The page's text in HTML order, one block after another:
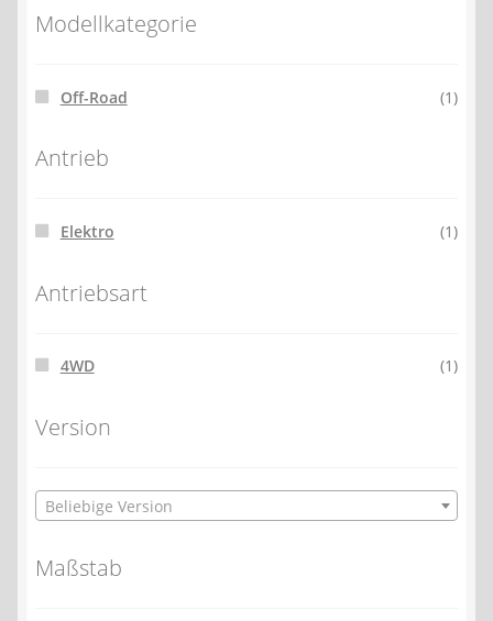
Modellkategorie
Off-Road (1)
Antrieb
Elektro (1)
Antriebsart
4WD (1)
Version
Beliebige Version
Maßstab